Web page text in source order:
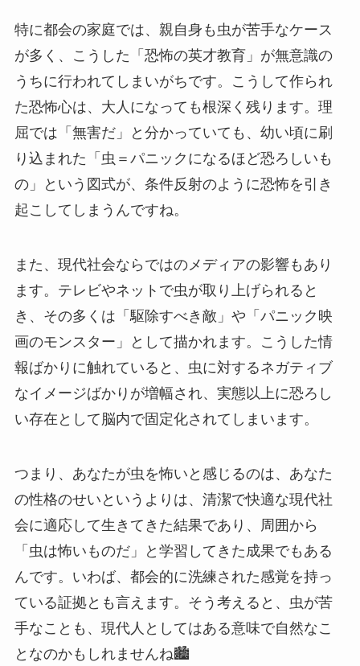
特に都会の家庭では、親自身も虫が苦手なケース
が多く、こうした「恐怖の英才教育」が無意識の
うちに行われてしまいがちです。こうして作られ
た恐怖心は、大人になっても根深く残ります。理
屈では「無害だ」と分かっていても、幼い頃に刷
り込まれた「虫＝パニックになるほど恐ろしいも
の」という図式が、条件反射のように恐怖を引き
起こしてしまうんですね。
また、現代社会ならではのメディアの影響もあり
ます。テレビやネットで虫が取り上げられると
き、その多くは「駆除すべき敵」や「パニック映
画のモンスター」として描かれます。こうした情
報ばかりに触れていると、虫に対するネガティブ
なイメージばかりが増幅され、実態以上に恐ろし
い存在として脳内で固定化されてしまいます。
つまり、あなたが虫を怖いと感じるのは、あなた
の性格のせいというよりは、清潔で快適な現代社
会に適応して生きてきた結果であり、周囲から
「虫は怖いものだ」と学習してきた成果でもある
んです。いわば、都会的に洗練された感覚を持っ
ている証拠とも言えます。そう考えると、虫が苦
手なことも、現代人としてはある意味で自然なこ
となのかもしれませんね🏙️